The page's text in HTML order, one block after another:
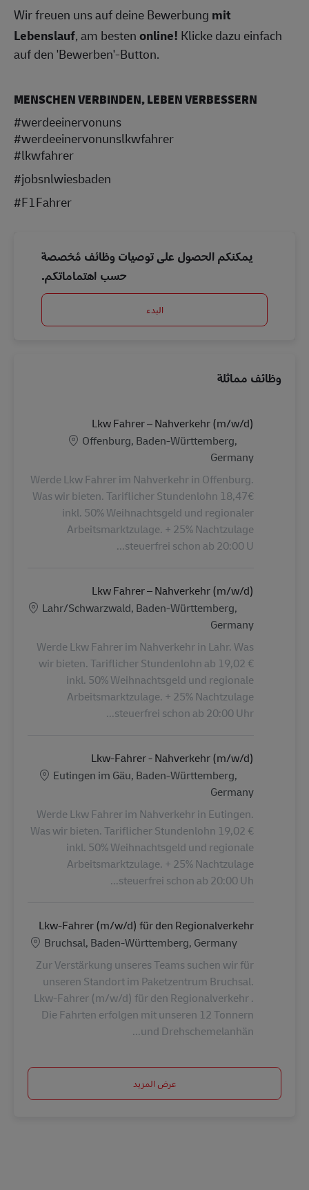
Wir freuen uns auf deine Bewerbung mit
Lebenslauf, am bestenonline! Klicke dazu einfach
auf den 'Bewerben'-Button.
MENSCHEN VERBINDEN, LEBEN VERBESSERN
#werdeeinervonuns
#werdeeinervonunslkwfahrer
#lkwfahrer
#jobsnlwiesbaden
#F1Fahrer
يمكنكم الحصول على توصيات وظائف مُخصصة
حسب اهتماماتكم.
البدء
وظائف مماثلة
Lkw Fahrer – Nahverkehr (m/w/d)
الموقع
Offenburg, Baden-Württemberg,
Germany
Werde Lkw Fahrer im Nahverkehr in Offenburg.
Was wir bieten. Tariflicher Stundenlohn 18,47€
inkl. 50% Weihnachtsgeld und regionaler
Arbeitsmarktzulage. + 25% Nachtzulage
steuerfrei schon ab 20:00 U...
Lkw Fahrer – Nahverkehr (m/w/d)
الموقع
Lahr/Schwarzwald, Baden-Württemberg,
Germany
Werde Lkw Fahrer im Nahverkehr in Lahr. Was
wir bieten. Tariflicher Stundenlohn ab 19,02 €
inkl. 50% Weihnachtsgeld und regionale
Arbeitsmarktzulage. + 25% Nachtzulage
steuerfrei schon ab 20:00 Uhr...
Lkw-Fahrer - Nahverkehr (m/w/d)
الموقع
Eutingen im Gäu, Baden-Württemberg,
Germany
Werde Lkw Fahrer im Nahverkehr in Eutingen.
Was wir bieten. Tariflicher Stundenlohn 19,02 €
inkl. 50% Weihnachtsgeld und regionale
Arbeitsmarktzulage. + 25% Nachtzulage
steuerfrei schon ab 20:00 Uh...
Lkw-Fahrer (m/w/d) für den Regionalverkehr
الموقع
Bruchsal, Baden-Württemberg, Germany
Zur Verstärkung unseres Teams suchen wir für
unseren Standort im Paketzentrum Bruchsal.
Lkw-Fahrer (m/w/d) für den Regionalverkehr .
Die Fahrten erfolgen mit unseren 12 Tonnern
und Drehschemelanhän...
عرض المزيد